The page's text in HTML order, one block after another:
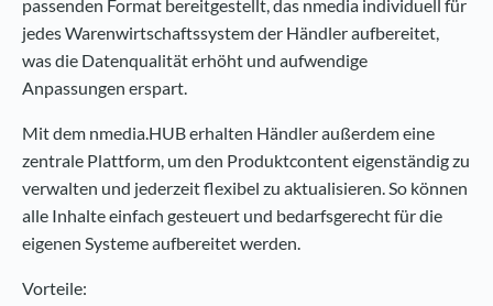
passenden Format bereitgestellt, das nmedia individuell für
jedes Warenwirtschaftssystem der Händler aufbereitet,
was die Datenqualität erhöht und aufwendige
Anpassungen erspart.
Mit dem nmedia.HUB erhalten Händler außerdem eine
zentrale Plattform, um den Produktcontent eigenständig zu
verwalten und jederzeit flexibel zu aktualisieren. So können
alle Inhalte einfach gesteuert und bedarfsgerecht für die
eigenen Systeme aufbereitet werden.
Vorteile: